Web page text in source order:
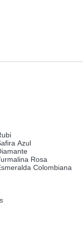
Azul
Rosa
Colombiana